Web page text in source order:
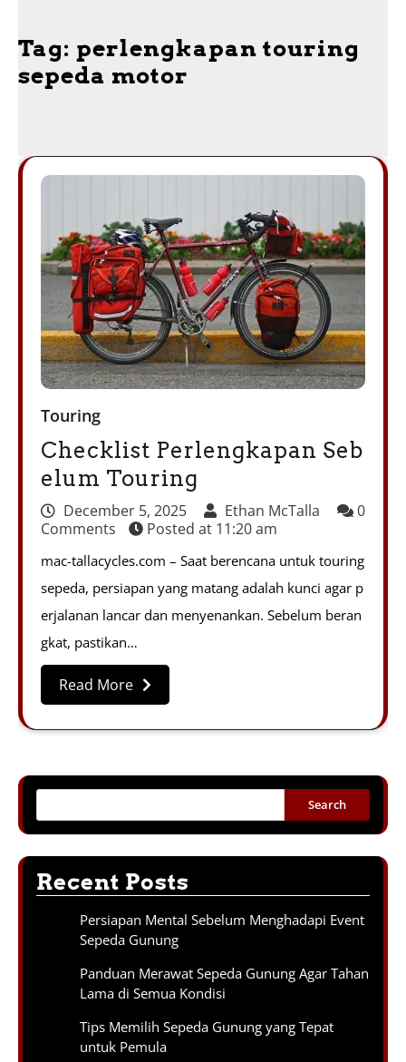
Tag: perlengkapan touring
sepeda motor
Touring
Checklist Perlengkapan Seb
elum Touring
December 5, 2025 Ethan McTalla
0
Comments
Posted at 11:20 am
mac-tallacycles.com – Saat berencana untuk touring
sepeda, persiapan yang matang adalah kunci agar p
erjalanan lancar dan menyenankan. Sebelum beran
gkat, pastikan…
Read More
Search
Recent Posts
Persiapan Mental Sebelum Menghadapi Event
Sepeda Gunung
Panduan Merawat Sepeda Gunung Agar Tahan
Lama di Semua Kondisi
Tips Memilih Sepeda Gunung yang Tepat
untuk Pemula